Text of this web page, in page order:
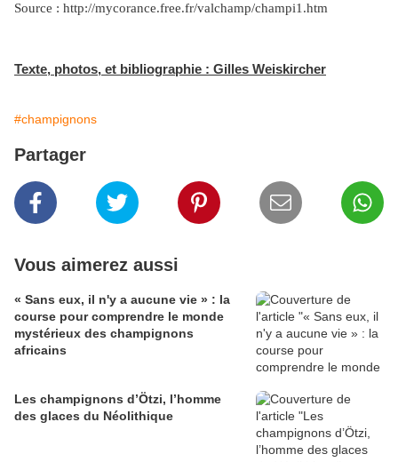
Source : http://mycorance.free.fr/valchamp/champi1.htm
Texte, photos, et bibliographie : Gilles Weiskircher
#champignons
Partager
Vous aimerez aussi
« Sans eux, il n'y a aucune vie » : la
course pour comprendre le monde
mystérieux des champignons
africains
Les champignons d’Ötzi, l’homme
des glaces du Néolithique